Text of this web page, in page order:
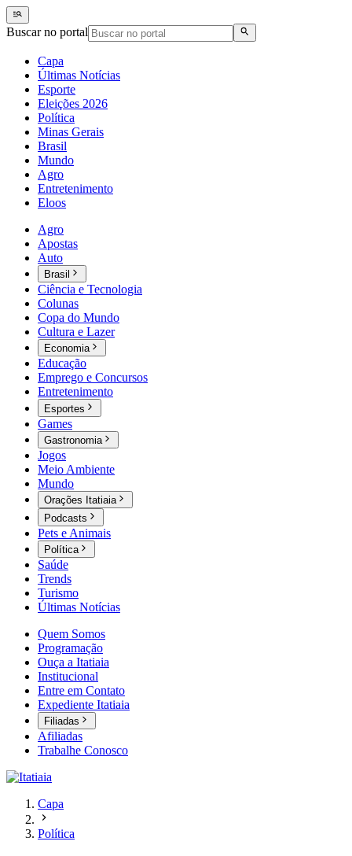
Buscar no portal
Capa
Últimas Notícias
Esporte
Eleições 2026
Política
Minas Gerais
Brasil
Mundo
Agro
Entretenimento
Eloos
Agro
Apostas
Auto
Brasil
Ciência e Tecnologia
Colunas
Copa do Mundo
Cultura e Lazer
Economia
Educação
Emprego e Concursos
Entretenimento
Esportes
Games
Gastronomia
Jogos
Meio Ambiente
Mundo
Orações Itatiaia
Podcasts
Pets e Animais
Política
Saúde
Trends
Turismo
Últimas Notícias
Quem Somos
Programação
Ouça a Itatiaia
Institucional
Entre em Contato
Expediente Itatiaia
Filiadas
Afiliadas
Trabalhe Conosco
Capa
Política